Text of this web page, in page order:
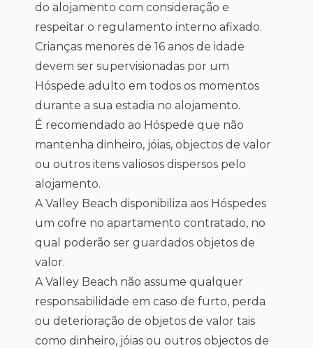
do alojamento com consideração e
respeitar o regulamento interno afixado.
Crianças menores de 16 anos de idade
devem ser supervisionadas por um
Hóspede adulto em todos os momentos
durante a sua estadia no alojamento.
É recomendado ao Hóspede que não
mantenha dinheiro, jóias, objectos de valor
ou outros itens valiosos dispersos pelo
alojamento.
A Valley Beach disponibiliza aos Hóspedes
um cofre no apartamento contratado, no
qual poderão ser guardados objetos de
valor.
A Valley Beach não assume qualquer
responsabilidade em caso de furto, perda
ou deterioração de objetos de valor tais
como dinheiro, jóias ou outros objectos de